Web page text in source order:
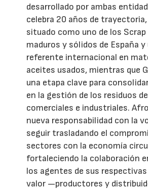
desarrollado por ambas
celebra 20 años de trayectoria,
situado como uno de los Scrap
maduros y sólidos de España
referente internacional en
aceites usados, mientras que
una etapa clave para
en la gestión de los residuos
comerciales e industriales.
nueva responsabilidad con la
seguir trasladando el
sectores con la economía
fortaleciendo la colaboración
los agentes de sus respectivas
valor —productores y